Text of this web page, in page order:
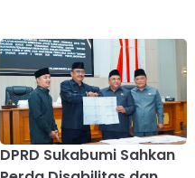
DPRD Sukabumi Sahkan